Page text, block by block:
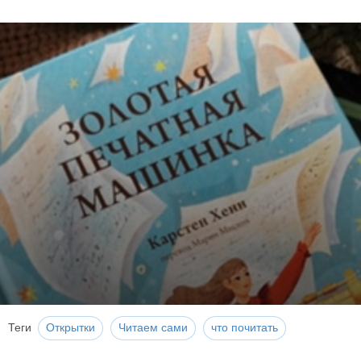
Теги Открытки Читаем сами что почитать